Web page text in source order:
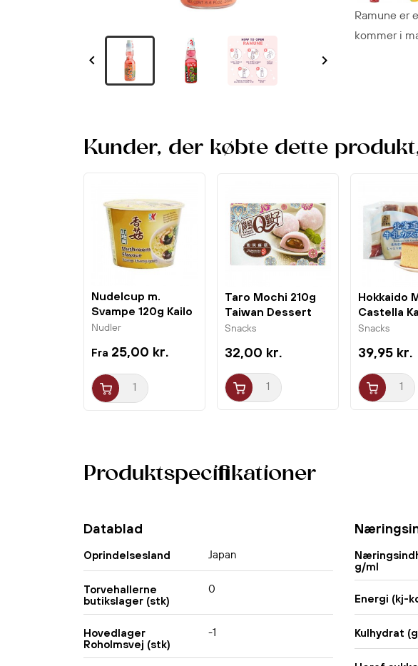
 
Ramune er
kommer i
Produktspecifikationer
Datablad
Oprindelsesland Japan
Torvehallerne
butikslager (stk)
0
Hovedlager
Roholmsvej (stk)
-1
g/ml
Energi (kj-
Kulhydrat
Kunder, der købte dette
Nudelcup m.
Svampe 120g Kailo
Nudler
Fra 25,00 kr.
Taro Mochi 210g
Taiwan Dessert
Snacks
32,00 kr.
Hokkaido
Castella
Sakura
Snacks
39,95 kr.